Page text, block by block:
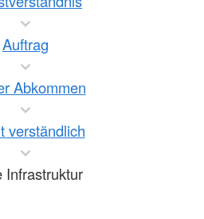
Auftrag
Abkommen
verständlich
Infrastruktur